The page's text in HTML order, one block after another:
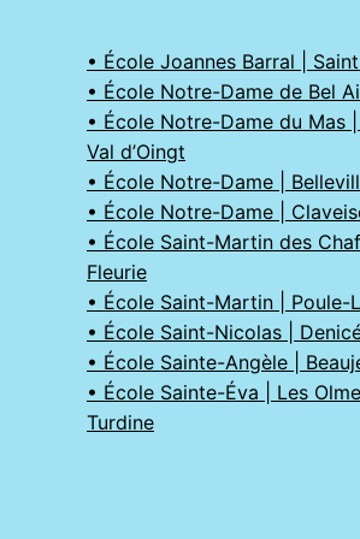
• École Joannes Barral |
• École Notre-Dame de Bel
• École Notre-Dame du Mas
Val d’Oingt
• École Notre-Dame |
• École Notre-Dame |
• École Saint-Martin des
Fleurie
• École Saint-Martin | Poule-
• École Saint-Nicolas |
• École Sainte-Angèle |
• École Sainte-Éva | Les
Turdine